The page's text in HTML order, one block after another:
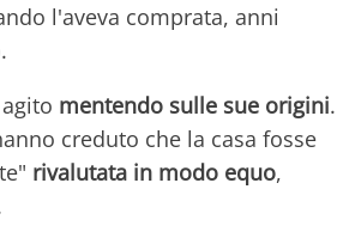
l'aveva comprata, anni
mentendo sulle sue origini.
creduto che la casa fosse
rivalutata in modo equo,